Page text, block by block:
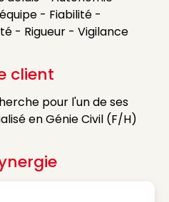
- Fiabilité -
- Rigueur - Vigilance
client
pour l'un de ses
en Génie Civil (F/H)